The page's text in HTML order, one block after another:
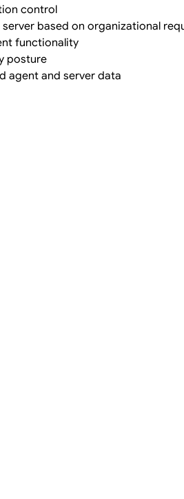
control
based on organizational
functionality
posture
agent and server data